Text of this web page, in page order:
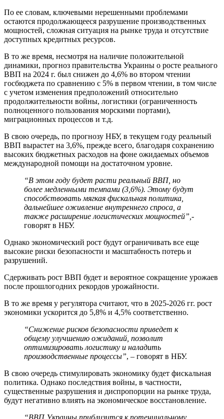
По ее словам, ключевыми нерешенными проблемами
остаются продолжающееся разрушение производственных
мощностей, сложная ситуация на рынке труда и отсутствие
доступных кредитных ресурсов.
В то же время, несмотря на наличие положительной
динамики, прогноз правительства Украины о росте реального
ВВП на 2024 г. был снижен до 4,6% во втором чтении
госбюджета по сравнению с 5% в первом чтении, в том числе
с учетом изменения предположений относительно
продолжительности войны, логистики (ограниченность
полноценного пользования морскими портами),
миграционных процессов и т.д.
В свою очередь, по прогнозу НБУ, в текущем году реальный
ВВП вырастет на 3,6%, прежде всего, благодаря сохранению
высоких бюджетных расходов на фоне ожидаемых объемов
международной помощи на достаточном уровне.
“В этом году будет расти реальный ВВП, но
более медленными темпами (3,6%). Этому будут
способствовать мягкая фискальная политика,
дальнейшее оживление внутреннего спроса, а
также расширение логистических мощностей”, -
говорят в НБУ.
Однако экономический рост будут ограничивать все еще
высокие риски безопасности и масштабность потерь и
разрушений.
Сдерживать рост ВВП будет и вероятное сокращение урожаев
после прошлогодних рекордов урожайности.
В то же время у регулятора считают, что в 2025-2026 гг. рост
экономики ускорится до 5,8% и 4,5% соответственно.
“Снижение рисков безопасности приведет к
общему улучшению ожиданий, позволит
оптимизировать логистику и наладить
производственные процессы”, – говорят в НБУ.
В свою очередь стимулировать экономику будет фискальная
политика. Однако последствия войны, в частности,
существенные разрушения и диспропорции на рынке труда,
будут негативно влиять на экономическое восстановление.
“ВВП Украины приблизится к потенциальному